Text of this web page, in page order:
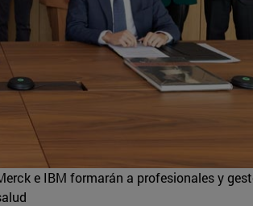
e IBM formarán a profesionales y